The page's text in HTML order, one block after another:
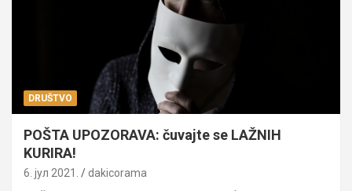
DRUŠTVO
POŠTA UPOZORAVA: čuvajte se LAŽNIH
KURIRA!
6. јул 2021. dakicorama